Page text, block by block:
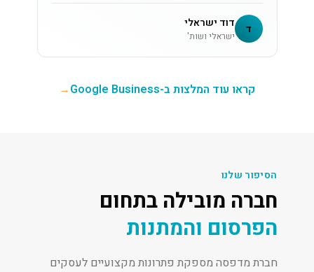
ד דוד ישראלי
ישראלי ושות'
קראו עוד המלצות ב-Google Business →
הסיפור שלנו
חברה מובילה בתחום
הפרסום והמתנות
חברת מדפסה מספקת פתרונות מקצועיים לעסקים